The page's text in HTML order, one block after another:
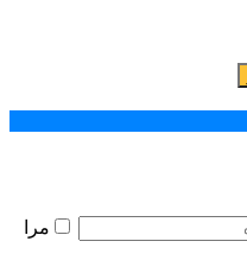
مرا